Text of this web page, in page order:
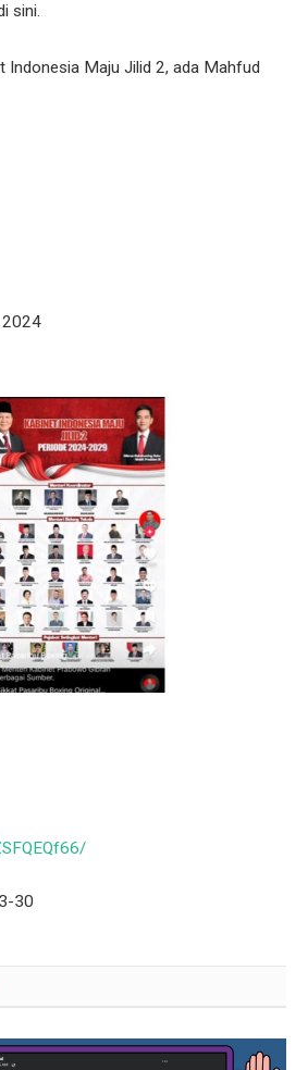
sini.
Indonesia Maju Jilid 2, ada Mahfud
2024
30